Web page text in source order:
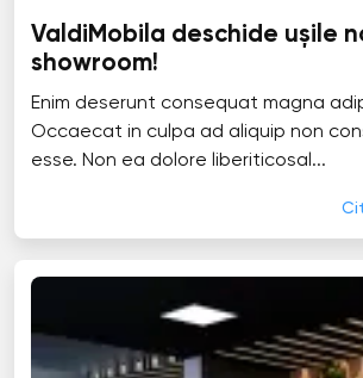
ValdiMobila deschide ușile
showroom!
Enim deserunt consequat magna
Occaecat in culpa ad aliquip non
esse. Non ea dolore liberiticosal...